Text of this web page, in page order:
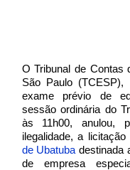
O Tribunal de Contas
São Paulo
exame prévio de
sessão ordinária do
às 11h00, anulou,
ilegalidade, a
de Ubatuba destinada
de empresa